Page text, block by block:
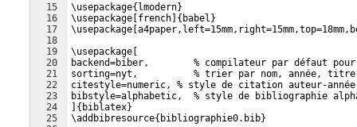
15
16
17
18
19
20
21
22
23
24
25
\usepackage{lmodern}
\usepackage[french]{babel}
\usepackage[
backend=biber,        % compilateur par défaut
sorting=nyt,          % trier par nom, année, titre
citestyle=numeric, % style de citation auteur-année
bibstyle=alphabetic,  % style de bibliographie
]{biblatex}
\addbibresource{bibliographie0.bib}